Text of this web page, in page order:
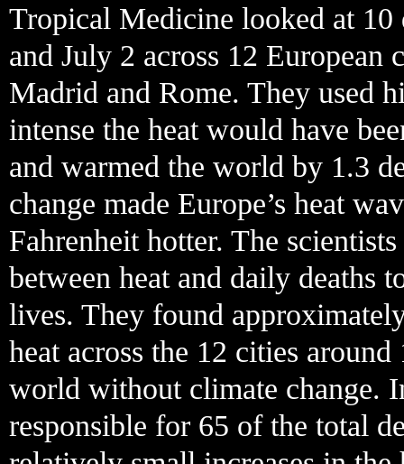
Tropical Medicine looked at 10
and July 2 across 12
Madrid and Rome. They used
intense the heat would have
and warmed the world by 1.3
change made Europe’s heat
Fahrenheit hotter. The
between heat and daily deaths
lives. They found
heat across the 12 cities
world without climate change.
responsible for 65 of the total